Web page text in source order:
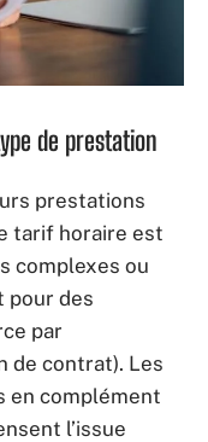
de prestation
prestations
tarif horaire est
complexes ou
pour des
par
de contrat). Les
en complément
l’issue